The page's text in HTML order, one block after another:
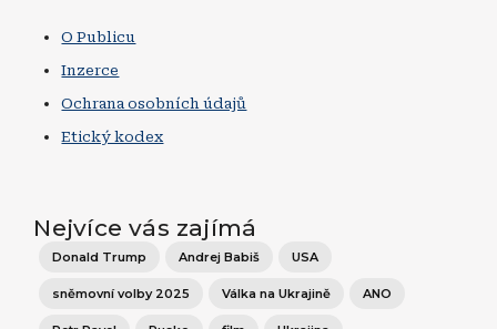
O Publicu
Inzerce
Ochrana osobních údajů
Etický kodex
Nejvíce vás zajímá
Donald Trump Andrej Babiš USA
sněmovní volby 2025 Válka na Ukrajině ANO